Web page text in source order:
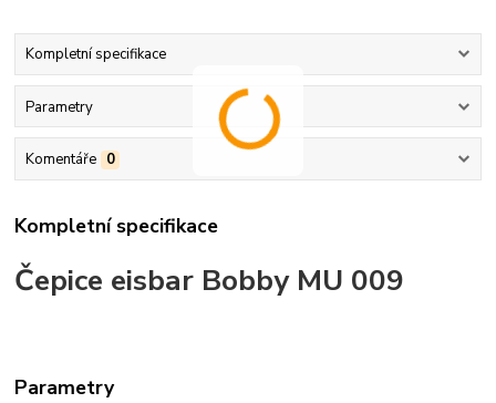
Kompletní specifikace
Parametry
Komentáře 0
Kompletní specifikace
Čepice eisbar Bobby MU 009
Parametry